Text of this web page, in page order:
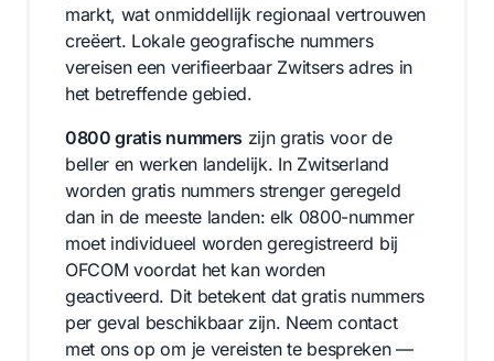
markt, wat onmiddellijk regionaal vertrouwen
creëert. Lokale geografische nummers
vereisen een verifieerbaar Zwitsers adres in
het betreffende gebied.
0800 gratis nummers zijn gratis voor de
beller en werken landelijk. In Zwitserland
worden gratis nummers strenger geregeld
dan in de meeste landen: elk 0800-nummer
moet individueel worden geregistreerd bij
OFCOM voordat het kan worden
geactiveerd. Dit betekent dat gratis nummers
per geval beschikbaar zijn. Neem contact
met ons op om je vereisten te bespreken —